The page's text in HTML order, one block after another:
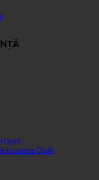
Quill
broderie Quill